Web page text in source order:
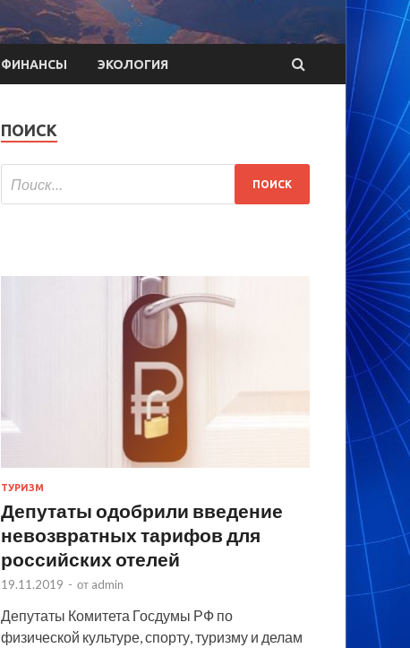
ФИНАНСЫ ЭКОЛОГИЯ
ПОИСК
ТУРИЗМ
Депутаты одобрили введение
невозвратных тарифов для
российских отелей
19.11.2019 - от admin
Депутаты Комитета Госдумы РФ по
физической культуре, спорту, туризму и делам